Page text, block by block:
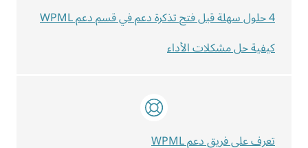
4 حلول سهلة قبل فتح تذكرة دعم في قسم دعم WPML
كيفية حل مشكلات الأداء
تعرف على فريق دعم WPML